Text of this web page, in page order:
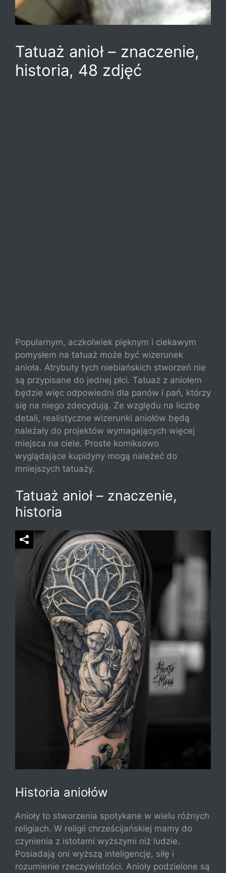
Tatuaż anioł – znaczenie,
historia, 48 zdjęć
Popularnym, aczkolwiek pięknym i ciekawym
pomysłem na tatuaż może być wizerunek
anioła. Atrybuty tych niebiańskich stworzeń nie
są przypisane do jednej płci. Tatuaż z aniołem
będzie więc odpowiedni dla panów i pań, którzy
się na niego zdecydują. Ze względu na liczbę
detali, realistyczne wizerunki aniołów będą
należały do projektów wymagających więcej
miejsca na ciele. Proste komiksowo
wyglądające kupidyny mogą należeć do
mniejszych tatuaży.
Tatuaż anioł – znaczenie,
historia
Historia aniołów
Anioły to stworzenia spotykane w wielu różnych
religiach. W religii chrześcijańskiej mamy do
czynienia z istotami wyższymi niż ludzie.
Posiadają oni wyższą inteligencję, siłę i
rozumienie rzeczywistości. Anioły podzielone są